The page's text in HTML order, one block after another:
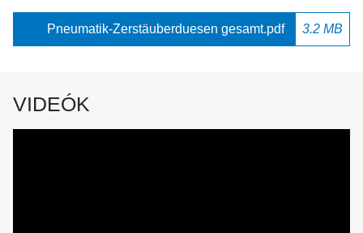
Pneumatik-Zerstäuberduesen gesamt.pdf 3.2 MB
VIDEÓK